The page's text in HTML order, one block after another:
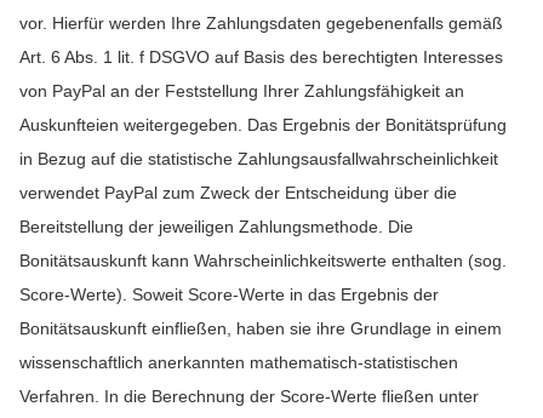
vor. Hierfür werden Ihre Zahlungsdaten gegebenenfalls gemäß
Art. 6 Abs. 1 lit. f DSGVO auf Basis des berechtigten Interesses
von PayPal an der Feststellung Ihrer Zahlungsfähigkeit an
Auskunfteien weitergegeben. Das Ergebnis der Bonitätsprüfung
in Bezug auf die statistische Zahlungsausfallwahrscheinlichkeit
verwendet PayPal zum Zweck der Entscheidung über die
Bereitstellung der jeweiligen Zahlungsmethode. Die
Bonitätsauskunft kann Wahrscheinlichkeitswerte enthalten (sog.
Score-Werte). Soweit Score-Werte in das Ergebnis der
Bonitätsauskunft einfließen, haben sie ihre Grundlage in einem
wissenschaftlich anerkannten mathematisch-statistischen
Verfahren. In die Berechnung der Score-Werte fließen unter